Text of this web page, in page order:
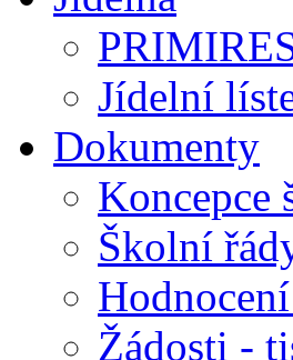
Jídelní
Dokumenty
Koncepce
Školní
Žádosti -